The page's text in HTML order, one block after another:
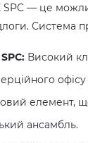
SPC — це
Система
Високий
елемент,
ансамбль.